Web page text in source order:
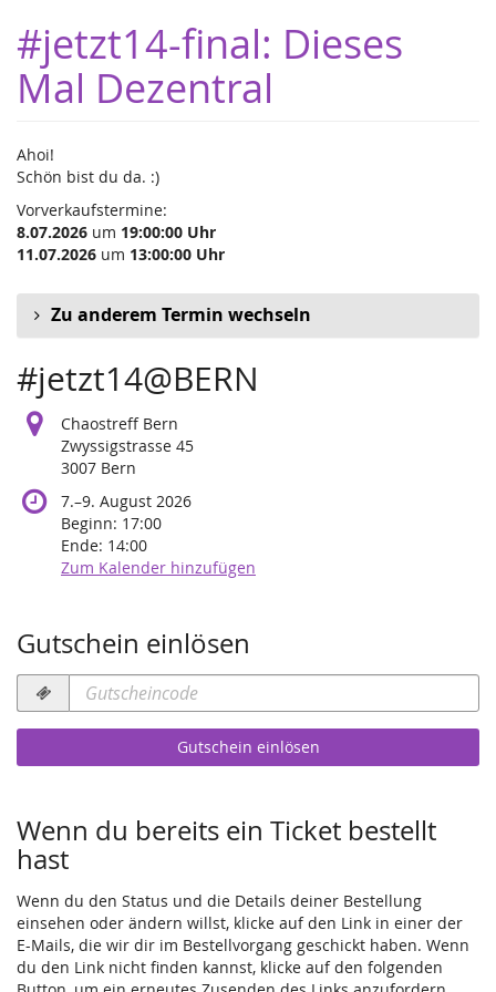
Haupt-
Inhalt
springen
#jetzt14-final: Dieses
Mal Dezentral
Ahoi!
Schön bist du da. :)
Vorverkaufstermine:
8.07.2026 um 19:00:00 Uhr
11.07.2026 um 13:00:00 Uhr
Zu anderem Termin wechseln
#jetzt14@BERN
Chaostreff Bern
Zwyssigstrasse 45
3007 Bern
7.–bis
9. August 2026
Beginn: 17:00
Ende: 14:00
Zum Kalender hinzufügen
Gutschein einlösen
Gutscheincode
erforderlich
Gutschein einlösen
Wenn du bereits ein Ticket bestellt
hast
Wenn du den Status und die Details deiner Bestellung
einsehen oder ändern willst, klicke auf den Link in einer der
E-Mails, die wir dir im Bestellvorgang geschickt haben. Wenn
du den Link nicht finden kannst, klicke auf den folgenden